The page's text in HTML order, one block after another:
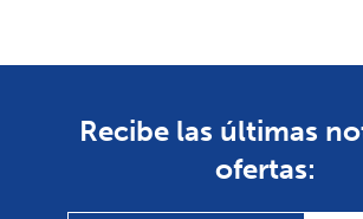
Recibe las últimas
ofertas: